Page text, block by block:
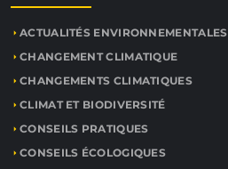
ACTUALITÉS ENVIRONNEMENTALES
CHANGEMENT CLIMATIQUE
CHANGEMENTS CLIMATIQUES
CLIMAT ET BIODIVERSITÉ
CONSEILS PRATIQUES
CONSEILS ÉCOLOGIQUES